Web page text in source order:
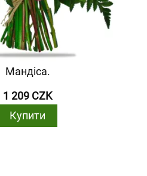
Мандіса.
1 209 CZK
Купити